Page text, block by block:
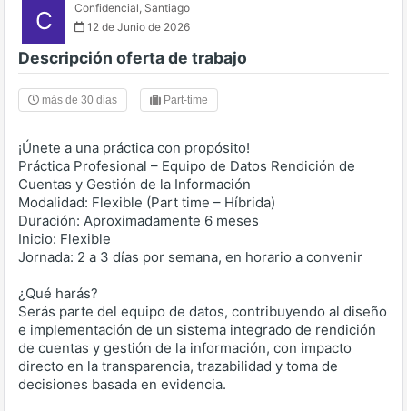
C Confidencial, Santiago
12 de Junio de 2026
Descripción oferta de trabajo
más de 30 dias Part-time
¡Únete a una práctica con propósito!
Práctica Profesional – Equipo de Datos Rendición de
Cuentas y Gestión de la Información
Modalidad: Flexible (Part time – Híbrida)
Duración: Aproximadamente 6 meses
Inicio: Flexible
Jornada: 2 a 3 días por semana, en horario a convenir
¿Qué harás?
Serás parte del equipo de datos, contribuyendo al diseño
e implementación de un sistema integrado de rendición
de cuentas y gestión de la información, con impacto
directo en la transparencia, trazabilidad y toma de
decisiones basada en evidencia.